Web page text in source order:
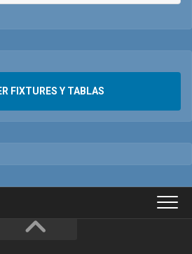
FIXTURES Y TABLAS